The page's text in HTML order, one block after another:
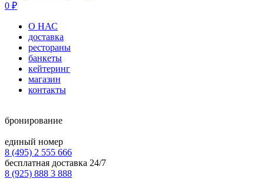
0 ₽
О НАС
доставка
рестораны
банкеты
кейтеринг
магазин
контакты
бронирование
единый номер
8 (495) 2 555 666
бесплатная доставка 24/7
8 (925) 888 3 888